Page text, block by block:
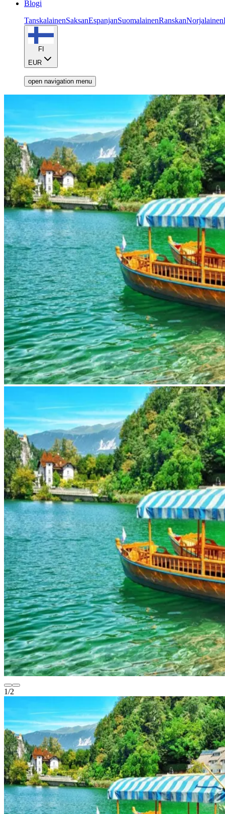
Blogi
TanskalainenSaksanEspanjanSuomalainenRanskanNorjalainen
FI
EUR
open navigation menu
1/2